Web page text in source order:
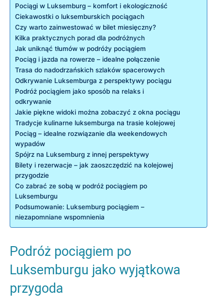
Pociągi w Luksemburg – komfort⁢ i⁤ ekologiczność
Ciekawostki o luksemburskich pociągach
Czy warto zainwestować w bilet miesięczny?
Kilka ‌praktycznych porad dla podróżnych
Jak uniknąć tłumów w podróży pociągiem
Pociąg⁢ i jazda na rowerze – idealne⁣ połączenie
Trasa do nadodrzańskich szlaków spacerowych
Odkrywanie Luksemburga z perspektywy pociągu
Podróż pociągiem ‍jako sposób na relaks i
odkrywanie
Jakie piękne widoki można zobaczyć z okna pociągu
Tradycje kulinarne⁢ luksemburga na trasie kolejowej
Pociąg – idealne rozwiązanie​ dla⁣ weekendowych
wypadów
Spójrz na Luksemburg z innej ‌perspektywy
Bilety ​i⁣ rezerwacje – jak zaoszczędzić na​ kolejowej
przygodzie
Co zabrać ⁣ze sobą w ‌podróż pociągiem po
Luksemburgu
Podsumowanie: Luksemburg pociągiem –
niezapomniane wspomnienia
Podróż pociągiem po
Luksemburgu jako wyjątkowa
‍przygoda